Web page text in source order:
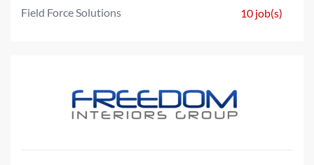
Field Force Solutions 10 job(s)